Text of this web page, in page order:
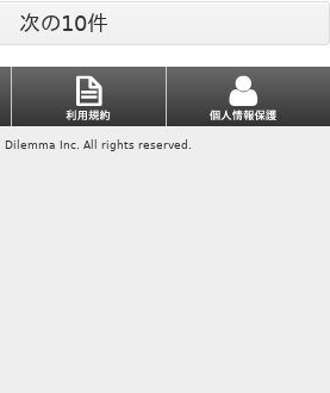
次の10件
Inc. All rights reserved.